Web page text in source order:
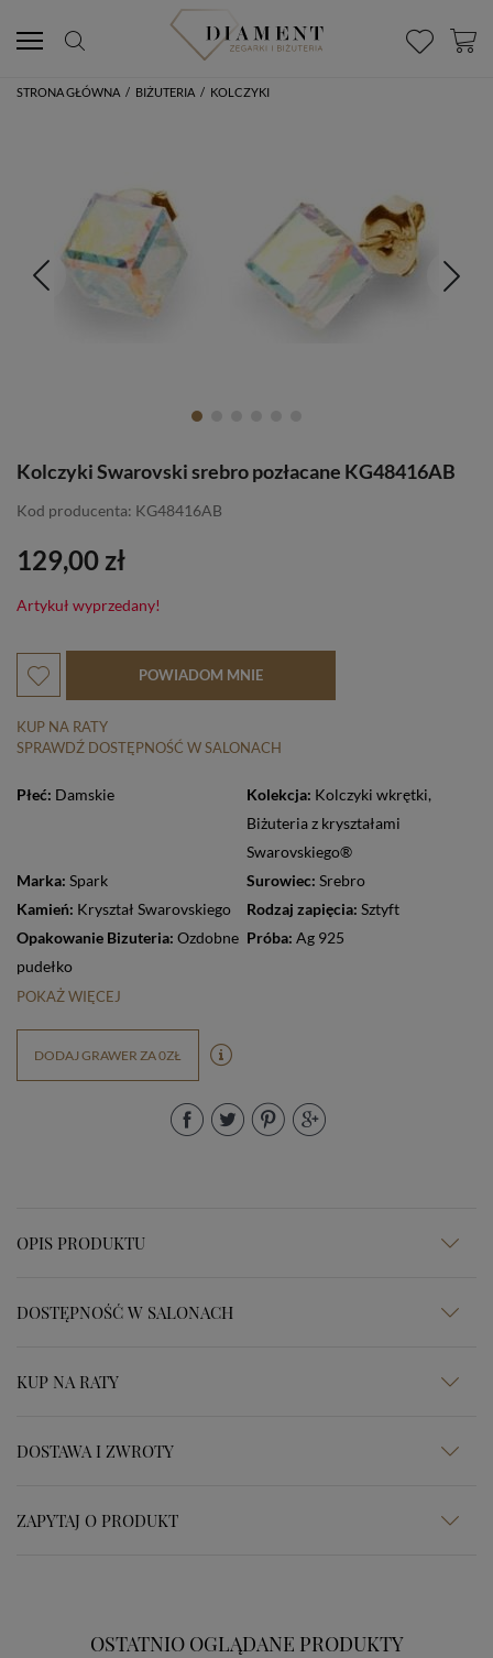
STRONA GŁÓWNA / BIŻUTERIA / KOLCZYKI
Kolczyki Swarovski srebro pozłacane KG48416AB
Kod producenta: KG48416AB
129,00 zł
Artykuł wyprzedany!
POWIADOM MNIE
KUP NA RATY
SPRAWDŹ DOSTĘPNOŚĆ W SALONACH
Płeć: Damskie Kolekcja: Kolczyki wkrętki,
Biżuteria z kryształami
Swarovskiego®
Marka: Spark Surowiec: Srebro
Kamień: Kryształ Swarovskiego Rodzaj zapięcia: Sztyft
Opakowanie Bizuteria: Ozdobne
pudełko
Próba: Ag 925
POKAŻ WIĘCEJ
DODAJ GRAWER ZA 0ZŁ
OPIS PRODUKTU
DOSTĘPNOŚĆ W SALONACH
KUP NA RATY
DOSTAWA I ZWROTY
ZAPYTAJ O PRODUKT
OSTATNIO OGLĄDANE PRODUKTY